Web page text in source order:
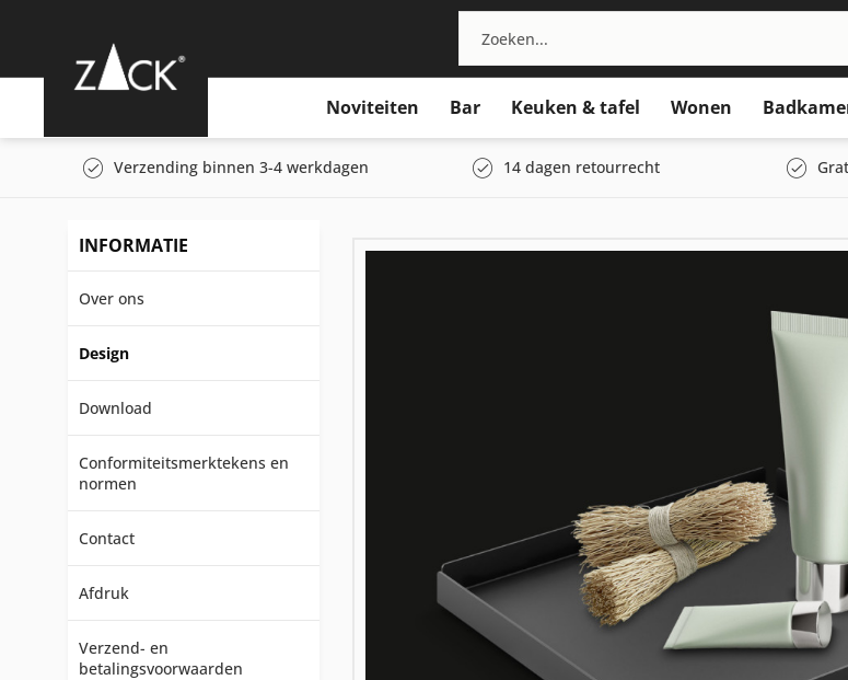
Noviteiten Bar Keuken & tafel Wonen
Verzending binnen 3-4 werkdagen 14 dagen retourrecht
INFORMATIE
Over ons
Design
Download
Conformiteitsmerktekens en
normen
Contact
Afdruk
Verzend- en
betalingsvoorwaarden